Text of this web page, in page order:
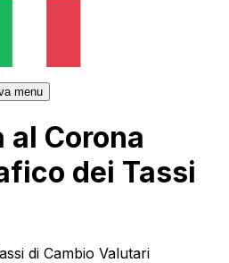
menu
al Corona
dei Tassi
di Cambio Valutari